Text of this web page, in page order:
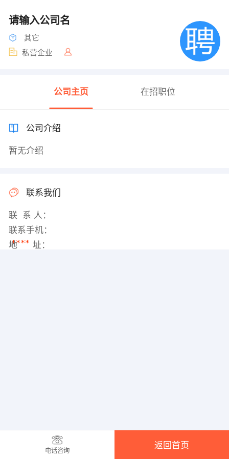
请输入公司名
其它
私营企业
公司主页 在招职位
公司介绍
暂无介绍
联系我们
联 系 人：
联系手机：
****
地 址：
电话咨询
返回首页